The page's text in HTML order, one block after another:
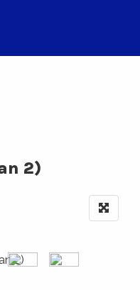
2)